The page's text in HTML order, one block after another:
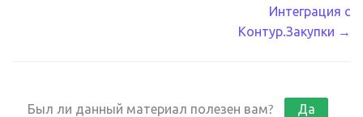
Интеграция с
Контур.Закупки →
Был ли данный материал полезен вам?
Да